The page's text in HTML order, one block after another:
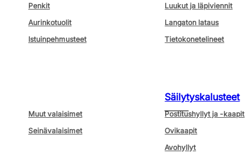
Penkit
Aurinkotuolit
Istuinpehmusteet
Luukut ja läpiviennit
Langaton lataus
Tietokonetelineet
Muut valaisimet
Seinävalaisimet
Säilytyskalusteet
Postitushyllyt ja -kaapit
Ovikaapit
Avohyllyt